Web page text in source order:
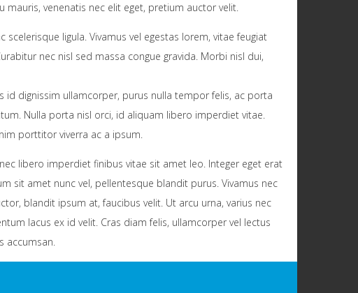
mauris, venenatis nec elit eget, pretium auctor velit.
ligula. Vivamus vel egestas lorem, vitae feugiat
nec nisl sed massa congue gravida. Morbi nisl dui,
id dignissim ullamcorper, purus nulla tempor felis, ac porta
Nulla porta nisl orci, id aliquam libero imperdiet vitae.
porttitor viverra ac a ipsum.
libero imperdiet finibus vitae sit amet leo. Integer eget erat
sit amet nunc vel, pellentesque blandit purus. Vivamus nec
blandit ipsum at, faucibus velit. Ut arcu urna, varius nec
lacus ex id velit. Cras diam felis, ullamcorper vel lectus
accumsan.